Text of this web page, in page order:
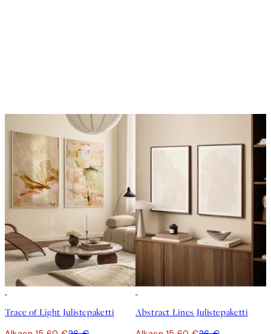
Trace of Light Julistepaketti Abstract Lines Julistepaketti